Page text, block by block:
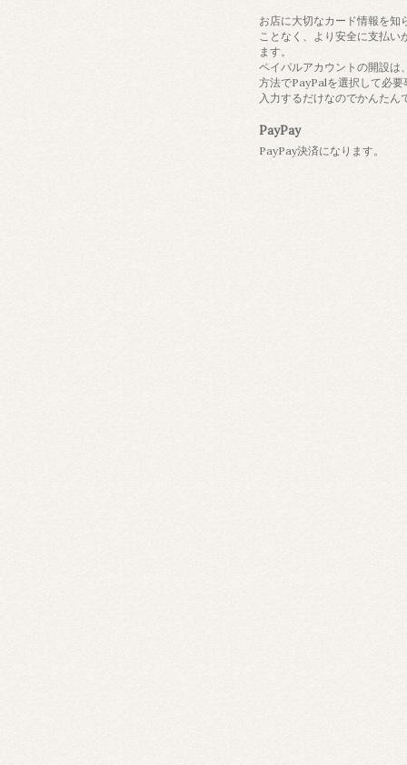
お店に大切なカード情報を知
ことなく、より安全に支払い
ます。
ペイパルアカウントの開設は
方法でPayPalを選択して必要
入力するだけなのでかんたん
PayPay
PayPay決済になります。